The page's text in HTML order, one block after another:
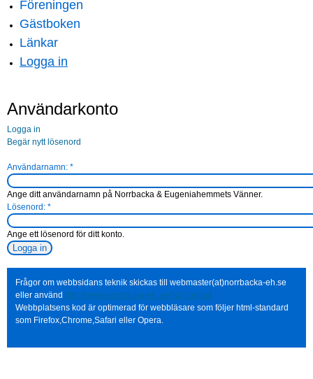
Föreningen
Gästboken
Länkar
Logga in
Användarkonto
Logga in
Begär nytt lösenord
Användarnamn: *
Ange ditt användarnamn på Norrbacka & Eugeniahemmets Vänner.
Lösenord: *
Ange ett lösenord för ditt konto.
Frågor om webbsidans teknik skickas till webmaster(at)norrbacka-eh.se
eller använd http://www.norrbacka-eh.se/?q=contact
Webbplatsens kod är optimerad för webbläsare som följer html-standard
som Firefox,Chrome,Safari eller Opera.